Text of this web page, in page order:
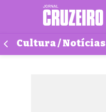
Cultura / Notícias